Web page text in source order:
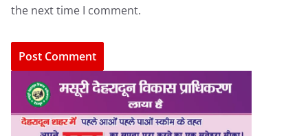
the next time I comment.